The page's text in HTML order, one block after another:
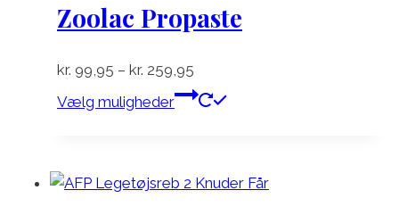
Zoolac Propaste
kr. 99,95 – kr. 259,95
kr. 99,95
Vælg muligheder
Dette
varianter.